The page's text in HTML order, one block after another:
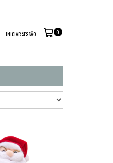
INICIAR SESSÃO 0